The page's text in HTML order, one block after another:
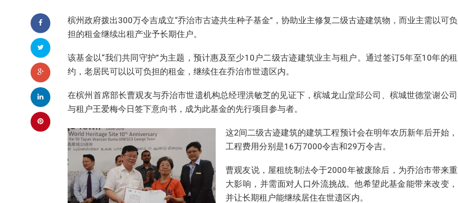
槟州政府拨出300万令吉成立“乔治市古迹共生种子基金”，协助业主修复二级古迹建筑物，而业主需以可负
担的租金继续出租产业予长期住户。
该基金以“我们共同守护”为主题，预计惠及至少10户二级古迹建筑业主与租户。通过签订5年至10年的租
约，老居民可以以可负担的租金，继续住在乔治市世遗区内。
在槟州首席部长曹观友与乔治市世遗机构总经理洪敏芝的见证下，槟城龙山堂邱公司、槟城世德堂谢公司
与租户王爱梅今日签下意向书，成为此基金的先行项目参与者。
这2间二级古迹建筑的建筑工程预计会在明年农历新年后开始，
工程费用分别是16万7000令吉和29万令吉。
曹观友说，屋租统制法令于2000年被废除后，为乔治市带来重
大影响，并需面对人口外流挑战。他希望此基金能带来改变，
并让长期租户能继续居住在世遗区内。